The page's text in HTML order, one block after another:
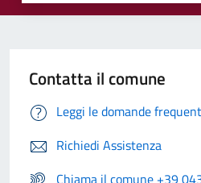
Contatta il comune
Leggi le domande
Richiedi Assistenza